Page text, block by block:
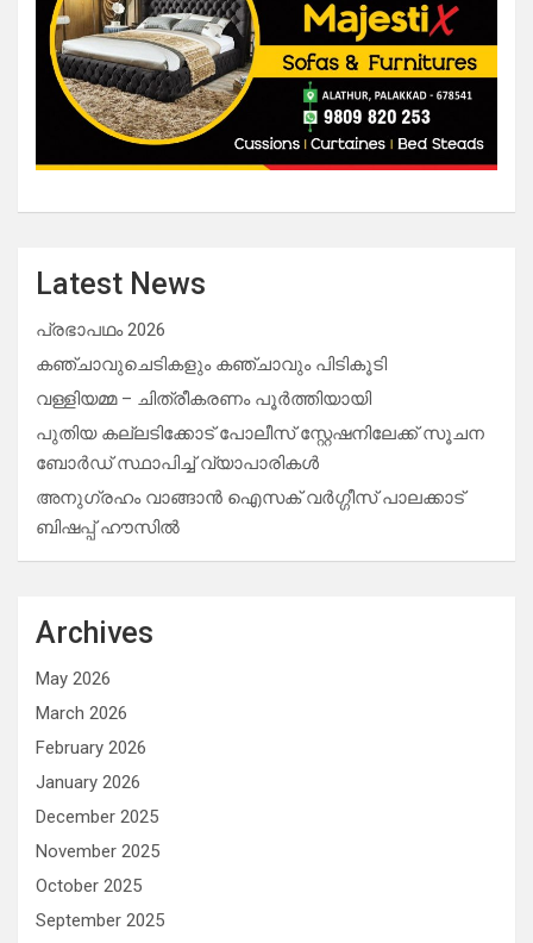
Latest News
പ്രഭാപഥം 2026
കഞ്ചാവുചെടികളും കഞ്ചാവും പിടികൂടി
വള്ളിയമ്മ – ചിത്രീകരണം പൂർത്തിയായി
പുതിയ കല്ലടിക്കോട് പോലീസ് സ്റ്റേഷനിലേക്ക് സൂചന
ബോർഡ് സ്ഥാപിച്ച് വ്യാപാരികൾ
അനുഗ്രഹം വാങ്ങാൻ ഐസക് വര്‍ഗ്ഗീസ് പാലക്കാട്
ബിഷപ്പ് ഹൗസില്‍
Archives
May 2026
March 2026
February 2026
January 2026
December 2025
November 2025
October 2025
September 2025